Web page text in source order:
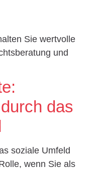
Sie wertvolle
und
das
soziale Umfeld
wenn Sie als